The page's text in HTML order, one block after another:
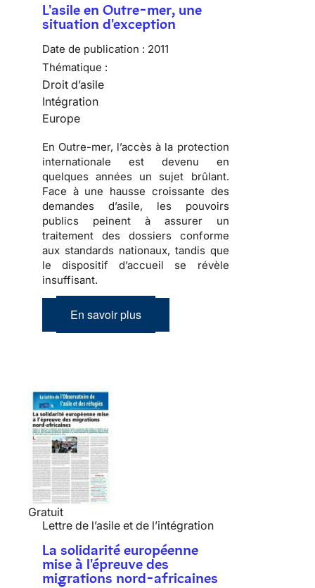
L'asile en Outre-mer, une
situation d'exception
Date de publication : 2011
Thématique :
Droit d’asile
Intégration
Europe
En Outre-mer, l’accès à la protection
internationale est devenu en
quelques années un sujet brûlant.
Face à une hausse croissante des
demandes d’asile, les pouvoirs
publics peinent à assurer un
traitement des dossiers conforme
aux standards nationaux, tandis que
le dispositif d’accueil se révèle
insuffisant.
En savoir plus
Gratuit
Lettre de l’asile et de l’intégration
La solidarité européenne
mise à l'épreuve des
migrations nord-africaines